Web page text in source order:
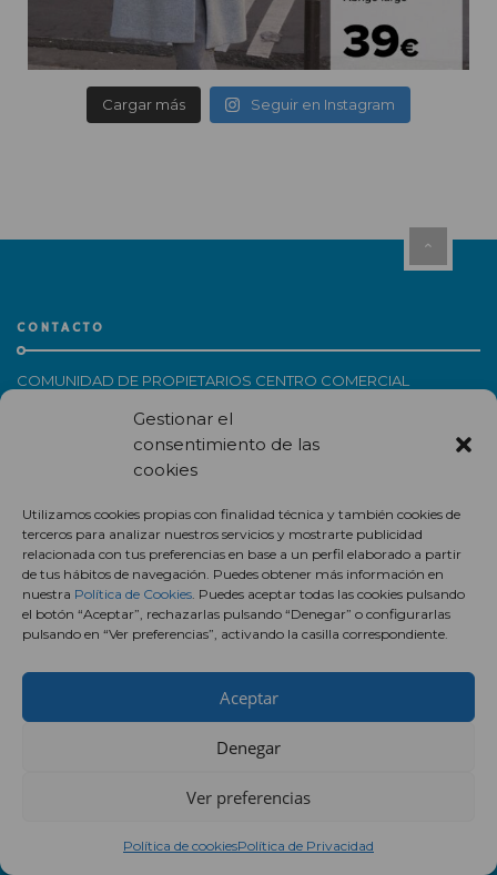
Gestionar el
consentimiento de las
cookies
Utilizamos cookies propias con finalidad técnica y también cookies de
terceros para analizar nuestros servicios y mostrarte publicidad
relacionada con tus preferencias en base a un perfil elaborado a partir
de tus hábitos de navegación. Puedes obtener más información en
nuestra Política de Cookies. Puedes aceptar todas las cookies pulsando
el botón “Aceptar”, rechazarlas pulsando “Denegar” o configurarlas
pulsando en “Ver preferencias”, activando la casilla correspondiente.
Aceptar
Denegar
Ver preferencias
Política de cookiesPolítica de Privacidad
Cargar más Seguir en Instagram
CONTACTO
COMUNIDAD DE PROPIETARIOS CENTRO COMERCIAL
HORARIOS
Hipermercado:
De lunes a sábados y festivos de apertura de 09:00 a 22:00h.
Establecimientos:
De lunes a sábados y festivos de apertura de 8:30 a 21:00h.
Domingo 4 de enero